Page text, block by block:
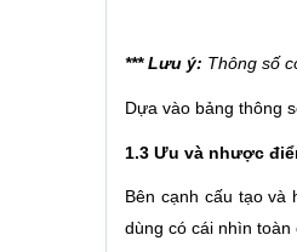
*** Lưu ý: Thông số
Dựa vào bảng thông
1.3 Ưu và nhược
Bên cạnh cấu tạo và
dùng có cái nhìn